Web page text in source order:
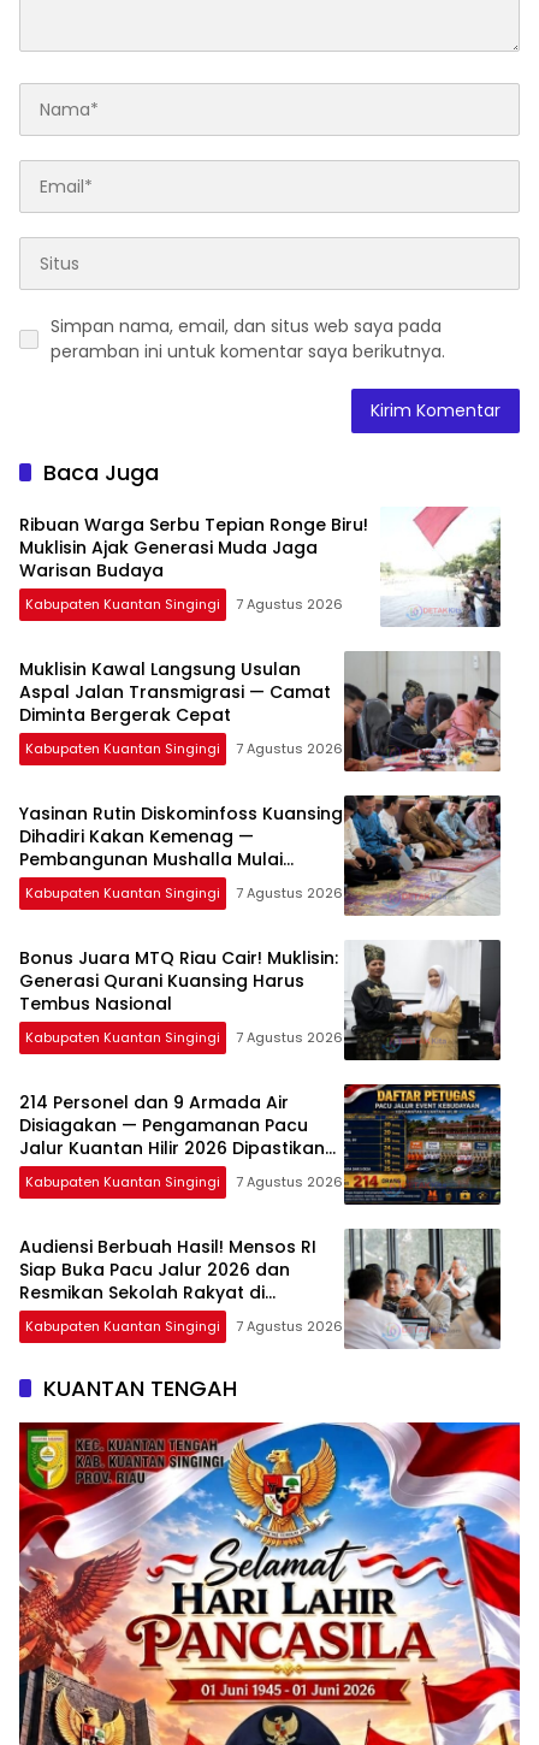
Simpan nama, email, dan situs web saya pada
peramban ini untuk komentar saya berikutnya.
Baca Juga
Ribuan Warga Serbu Tepian Ronge Biru!
Muklisin Ajak Generasi Muda Jaga
Warisan Budaya
Kabupaten Kuantan Singingi 7 Agustus 2026
Muklisin Kawal Langsung Usulan
Aspal Jalan Transmigrasi — Camat
Diminta Bergerak Cepat
Kabupaten Kuantan Singingi 7 Agustus 2026
Yasinan Rutin Diskominfoss Kuansing
Dihadiri Kakan Kemenag —
Pembangunan Mushalla Mulai
Dirancang
Kabupaten Kuantan Singingi 7 Agustus 2026
Bonus Juara MTQ Riau Cair! Muklisin:
Generasi Qurani Kuansing Harus
Tembus Nasional
Kabupaten Kuantan Singingi 7 Agustus 2026
214 Personel dan 9 Armada Air
Disiagakan — Pengamanan Pacu
Jalur Kuantan Hilir 2026 Dipastikan
Maksimal
Kabupaten Kuantan Singingi 7 Agustus 2026
Audiensi Berbuah Hasil! Mensos RI
Siap Buka Pacu Jalur 2026 dan
Resmikan Sekolah Rakyat di
Kuansing
Kabupaten Kuantan Singingi 7 Agustus 2026
KUANTAN TENGAH